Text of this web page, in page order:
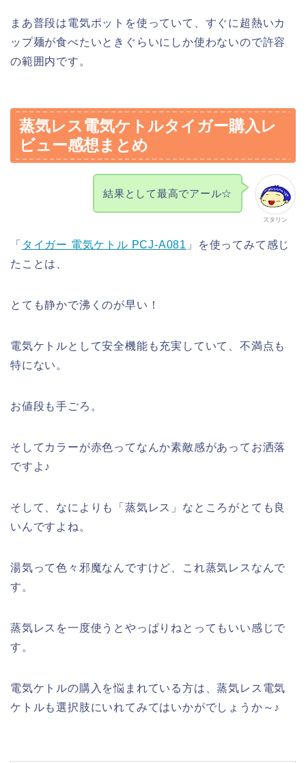
まあ普段は電気ポットを使っていて、すぐに超熱いカ
ップ麺が食べたいときぐらいにしか使わないので許容
の範囲内です。
蒸気レス電気ケトルタイガー購入レ
ビュー感想まとめ
スタリン
結果として最高でアール☆
「 タイガー 電気ケトル PCJ-A081 」を使ってみて感じ
たことは、
とても静かで沸くのが早い！
電気ケトルとして安全機能も充実していて、不満点も
特にない。
お値段も手ごろ。
そしてカラーが赤色ってなんか素敵感があってお洒落
ですよ♪
そして、なによりも「蒸気レス」なところがとても良
いんですよね。
湯気って色々邪魔なんですけど、これ蒸気レスなんで
す。
蒸気レスを一度使うとやっぱりねとってもいい感じで
す。
電気ケトルの購入を悩まれている方は、蒸気レス電気
ケトルも選択肢にいれてみてはいかがでしょうか～♪